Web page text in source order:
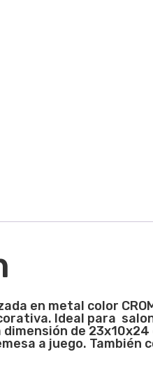
en metal color CRO
Ideal para
de 23x10x24
a juego. También